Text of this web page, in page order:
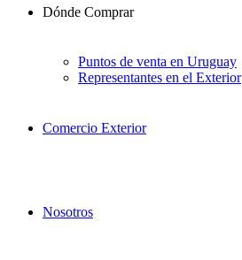
Dónde Comprar
Puntos de venta en Uruguay
Representantes en el Exterior
Comercio Exterior
Nosotros